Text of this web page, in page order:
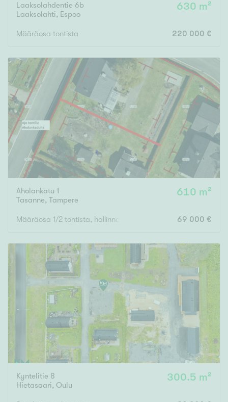
Laaksolahdentie 6b
Laaksolahti, Espoo
630 m²
Määräosa tontista 220 000 €
Aholankatu 1
Tasanne, Tampere
610 m²
Määräosa 1/2 tontista, hallinnanjakosopimus 69 000 €
Kyntelitie 8
Hietasaari, Oulu
300.5 m²